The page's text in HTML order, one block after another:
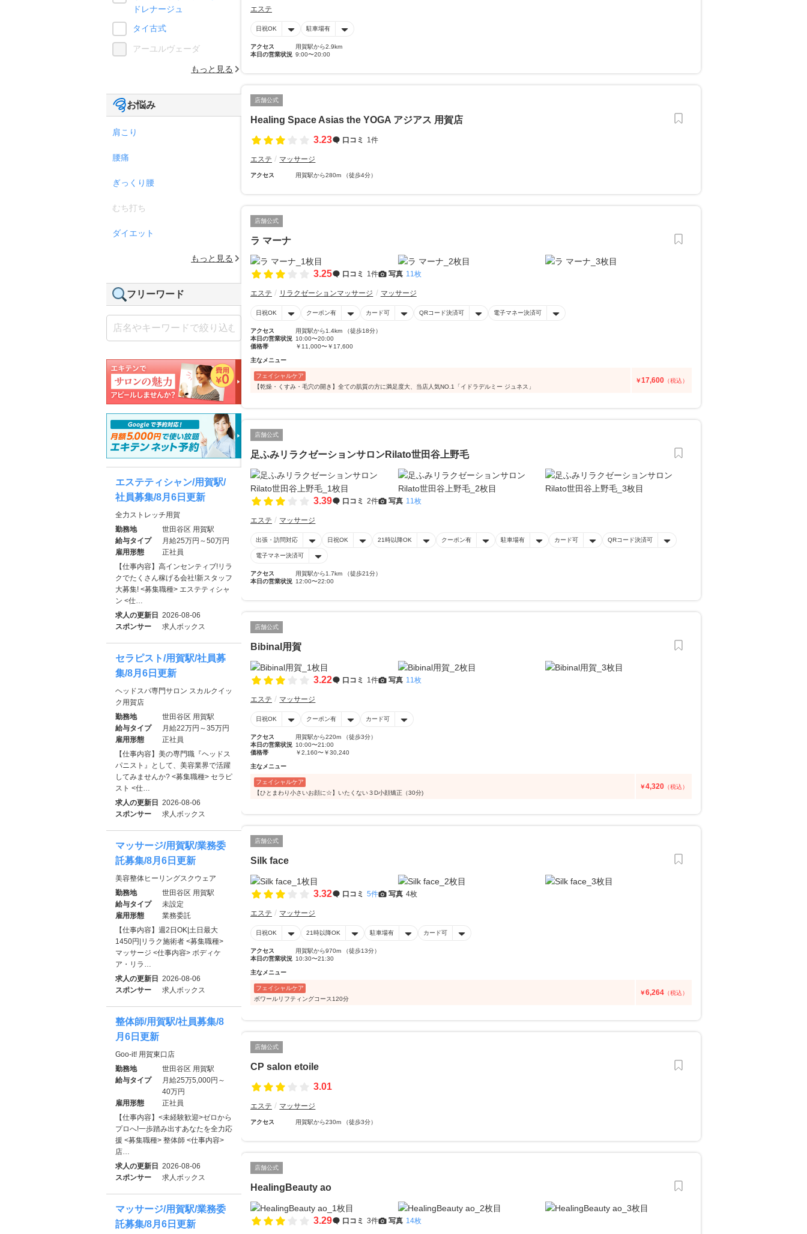
エステ
日祝OK 駐車場有
アクセス
用賀駅から2.9km
本日の営業状況 9:00〜20:00
店舗公式
Healing Space Asias the YOGA アジアス 用賀店
3.23
口コミ 1件
エステ マッサージ
アクセス 用賀駅から280m （徒歩4分）
店舗公式
ラ マーナ
3.25 口コミ 1件 写真 11枚
エステ リラクゼーションマッサージ マッサージ
日祝OK クーポン有 カード可 QRコード決済可 電子マネー決済可
アクセス
用賀駅から1.4km （徒歩18分）
本日の営業状況 10:00〜20:00
価格帯
￥11,000〜￥17,600
主なメニュー
フェイシャルケア
【乾燥・くすみ・毛穴の開き】全ての肌質の方に満足度大、当店人気NO.1「イドラデルミー ジュネス」
￥17,600 （税込）
店舗公式
足ふみリラクゼーションサロンRilato世田谷上野毛
3.39 口コミ 2件 写真 11枚
エステ マッサージ
出張・訪問対応 日祝OK 21時以降OK クーポン有 駐車場有 カード可 QRコード決済可
電子マネー決済可
アクセス
用賀駅から1.7km （徒歩21分）
本日の営業状況 12:00〜22:00
店舗公式
Bibinal用賀
3.22 口コミ 1件 写真 11枚
エステ マッサージ
日祝OK クーポン有 カード可
アクセス
用賀駅から220m （徒歩3分）
本日の営業状況 10:00〜21:00
価格帯
￥2,160〜￥30,240
主なメニュー
フェイシャルケア
【ひとまわり小さいお顔に☆】いたくない３D小顔矯正（30分)
￥4,320 （税込）
店舗公式
Silk face
3.32 口コミ 5件 写真 4枚
エステ マッサージ
日祝OK 21時以降OK 駐車場有 カード可
アクセス
用賀駅から970m （徒歩13分）
本日の営業状況 10:30〜21:30
主なメニュー
フェイシャルケア
ボワールリフティングコース120分
￥6,264 （税込）
店舗公式
CP salon etoile
3.01
エステ マッサージ
アクセス 用賀駅から230m （徒歩3分）
店舗公式
HealingBeauty ao
3.29 口コミ 3件 写真 14枚
ドレナージュ
タイ古式
アーユルヴェーダ
もっと見る
お悩み
肩こり
腰痛
ぎっくり腰
むち打ち
ダイエット
もっと見る
フリーワード
エステティシャン/用賀駅/
社員募集/8月6日更新
全力ストレッチ用賀
勤務地
世田谷区 用賀駅
給与タイプ
月給25万円～50万円
雇用形態
正社員
【仕事内容】高インセンティブ!リラ
クでたくさん稼げる会社!新スタッフ
大募集! <募集職種> エステティシャ
ン <仕…
求人の更新日 2026-08-06
スポンサー
求人ボックス
セラピスト/用賀駅/社員募
集/8月6日更新
ヘッドスパ専門サロン スカルクイッ
ク用賀店
勤務地
世田谷区 用賀駅
給与タイプ
月給22万円～35万円
雇用形態
正社員
【仕事内容】美の専門職『ヘッドス
パニスト』として、美容業界で活躍
してみませんか? <募集職種> セラピ
スト <仕…
求人の更新日 2026-08-06
スポンサー
求人ボックス
マッサージ/用賀駅/業務委
託募集/8月6日更新
美容整体ヒーリングスクウェア
勤務地
世田谷区 用賀駅
給与タイプ
未設定
雇用形態
業務委託
【仕事内容】週2日OK|土日最大
1450円|リラク施術者 <募集職種>
マッサージ <仕事内容> ボディケ
ア・リラ…
求人の更新日 2026-08-06
スポンサー
求人ボックス
整体師/用賀駅/社員募集/8
月6日更新
Goo-it! 用賀東口店
勤務地
世田谷区 用賀駅
給与タイプ
月給25万5,000円～
40万円
雇用形態
正社員
【仕事内容】<未経験歓迎>ゼロから
プロへ!一歩踏み出すあなたを全力応
援 <募集職種> 整体師 <仕事内容>
店…
求人の更新日 2026-08-06
スポンサー
求人ボックス
マッサージ/用賀駅/業務委
託募集/8月6日更新